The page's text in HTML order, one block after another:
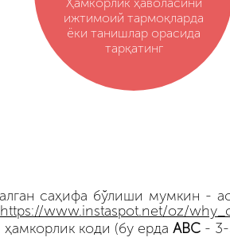
ижтимоий тармоқларда
ёки танишлар орасида
тарқатинг
саҳифа бўлиши мумкин -
https://www.instaspot.net/oz/
ҳамкорлик коди (бу ерда ABC -